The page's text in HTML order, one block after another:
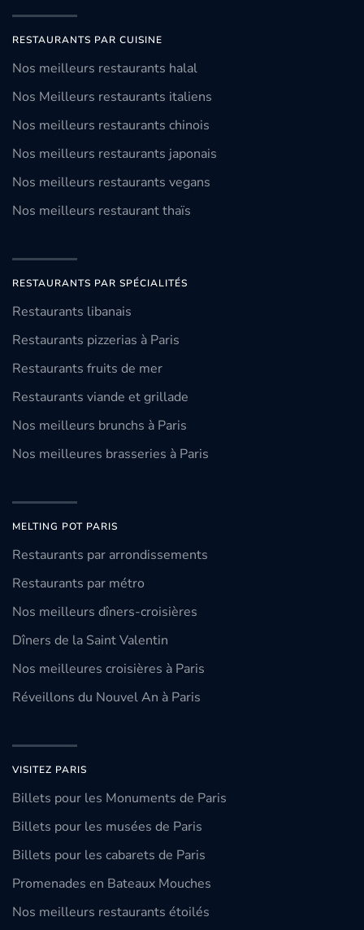
RESTAURANTS PAR CUISINE
Nos meilleurs restaurants halal
Nos Meilleurs restaurants italiens
Nos meilleurs restaurants chinois
Nos meilleurs restaurants japonais
Nos meilleurs restaurants vegans
Nos meilleurs restaurant thaïs
RESTAURANTS PAR SPÉCIALITÉS
Restaurants libanais
Restaurants pizzerias à Paris
Restaurants fruits de mer
Restaurants viande et grillade
Nos meilleurs brunchs à Paris
Nos meilleures brasseries à Paris
MELTING POT PARIS
Restaurants par arrondissements
Restaurants par métro
Nos meilleurs dîners-croisières
Dîners de la Saint Valentin
Nos meilleures croisières à Paris
Réveillons du Nouvel An à Paris
VISITEZ PARIS
Billets pour les Monuments de Paris
Billets pour les musées de Paris
Billets pour les cabarets de Paris
Promenades en Bateaux Mouches
Nos meilleurs restaurants étoilés